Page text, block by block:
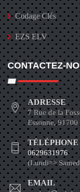
Codage Clés
EZS ELV
CONTACTEZ-
ADRESSE
7 Rue de la
Essonne, 91700
TÉLÉPHONE
0629631976
(Lundi=>
EMAIL